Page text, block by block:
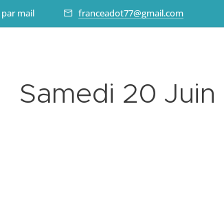
mail 📧 franceadot77@gmail.com
Samedi 20 Juin